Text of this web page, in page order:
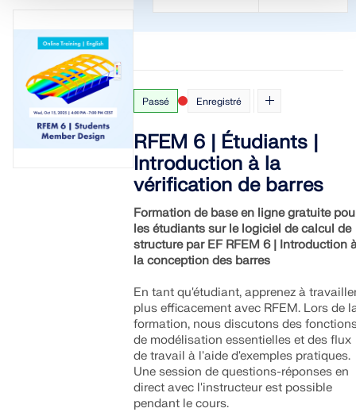
Passé Enregistré
RFEM 6 | Étudiants |
Introduction à la
vérification de barres
Formation de base en ligne gratuite
les étudiants sur le logiciel de calcul de
structure par EF RFEM 6 | Introduction
la conception des barres
En tant qu'étudiant, apprenez à
plus efficacement avec RFEM. Lors de
formation, nous discutons des
de modélisation essentielles et des flux
de travail à l'aide d'exemples pratiques.
Une session de questions-réponses en
direct avec l'instructeur est possible
pendant le cours.